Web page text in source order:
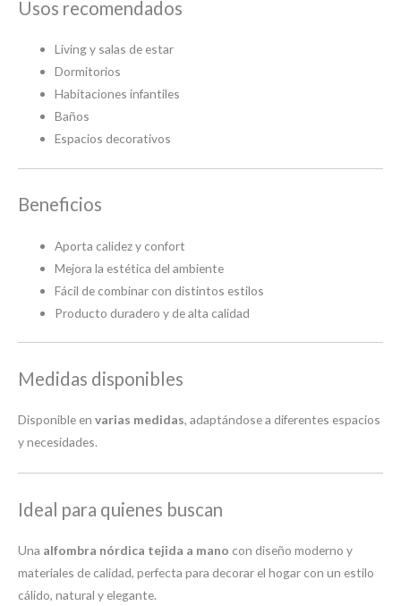
Usos recomendados
Living y salas de estar
Dormitorios
Habitaciones infantiles
Baños
Espacios decorativos
Beneficios
Aporta calidez y confort
Mejora la estética del ambiente
Fácil de combinar con distintos estilos
Producto duradero y de alta calidad
Medidas disponibles
Disponible en varias medidas, adaptándose a diferentes espacios
y necesidades.
Ideal para quienes buscan
Una alfombra nórdica tejida a mano con diseño moderno y
materiales de calidad, perfecta para decorar el hogar con un estilo
cálido, natural y elegante.